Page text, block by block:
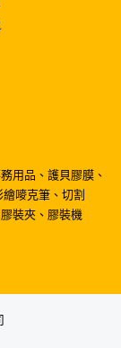
用品、護貝膠膜、
嘜克筆、切割
裝夾、膠裝機